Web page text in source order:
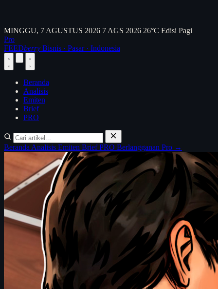
MINGGU, 7 AGUSTUS 2026 7 AGS 2026 26°C Edisi Pagi
Pro
FEEDberry Bisnis · Pasar · Indonesia
Beranda
Analisis
Emiten
Brief
PRO
Beranda Analisis Emiten BriefPRO Berlangganan Pro →